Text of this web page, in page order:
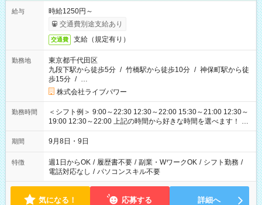
給与
時給1250円～
交通費別途支給あり
交通費 支給（規定有り）
勤務地
東京都千代田区
九段下駅から徒歩5分 / 竹橋駅から徒歩10分 / 神保町駅から徒
歩15分 / …
株式会社ライブパワー
勤務時間
＜シフト例＞ 9:00～22:30 12:30～22:00 15:30～21:00 12:30～
19:00 12:30～22:00 上記の時間から好きな時間を選べます！ ※
時間は変更となる可能性があります
期間 9月8日・9日
特徴 週1日からOK / 履歴書不要 / 副業・WワークOK / シフト勤務 /
電話対応なし / パソコンスキル不要
気になる！ 応募する 詳細へ